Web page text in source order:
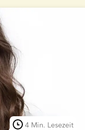
4 Min. Lesezeit